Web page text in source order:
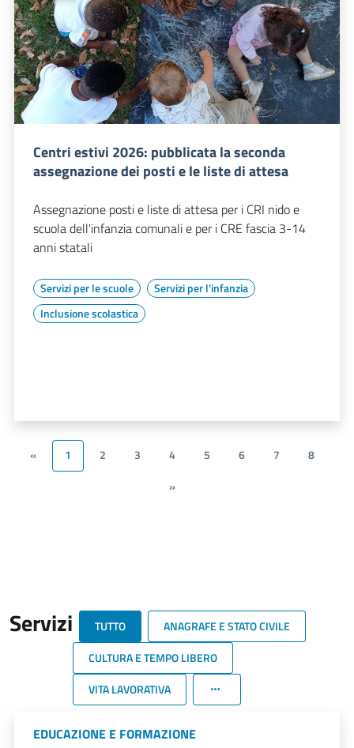
Centri estivi 2026: pubblicata la seconda
assegnazione dei posti e le liste di attesa
Assegnazione posti e liste di attesa per i CRI nido e
scuola dell'infanzia comunali e per i CRE fascia 3-14
anni statali
Servizi per le scuole
Servizi per l'infanzia
Inclusione scolastica
« 1 2 3 4 5 6 7
8
»
Servizi TUTTO
ANAGRAFE E STATO CIVILE
CULTURA E TEMPO LIBERO
VITA LAVORATIVA
EDUCAZIONE E FORMAZIONE